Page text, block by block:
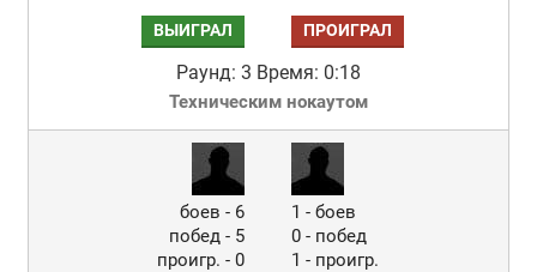
ВЫИГРАЛ ПРОИГРАЛ
Раунд: 3 Время: 0:18
Техническим нокаутом
боев - 6
побед - 5
проигр. - 0
1 - боев
0 - побед
1 - проигр.